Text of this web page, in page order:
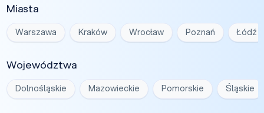
Miasta
Warszawa Kraków Wrocław Poznań Łódź
Województwa
Dolnośląskie Mazowieckie Pomorskie Śląskie